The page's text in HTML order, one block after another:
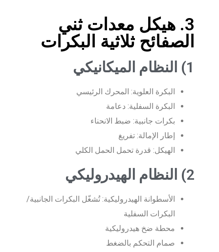
3. هيكل معدات ثني
الصفائح ثلاثية البكرات
1) النظام الميكانيكي
البكرة العلوية: المحرك الرئيسي
البكرة السفلية: دعامة
بكرات جانبية: ضبط الانحناء
إطار الإمالة: تفريغ
الهيكل: قدرة تحمل الحمل الكلي
2) النظام الهيدروليكي
الأسطوانة الهيدروليكية: تُشغّل البكرات الجانبية/
البكرات السفلية
محطة ضخ هيدروليكية
صمام التحكم بالضغط